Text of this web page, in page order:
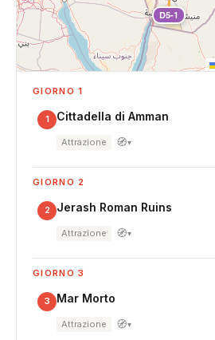
D5-1
GIORNO 1
1 Cittadella di Amman
Attrazione 🧭▾
GIORNO 2
2 Jerash Roman Ruins
Attrazione 🧭▾
GIORNO 3
3 Mar Morto
Attrazione 🧭▾